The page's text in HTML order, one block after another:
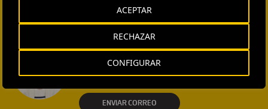
CONFIGURAR
RECHAZAR
ACEPTAR
CONTACTA CON NOSOTROS
HEAD OF EXTERNAL
COMMUNICATION AND
INSTITUTIONAL RELATIONS
ENVIAR CORREO